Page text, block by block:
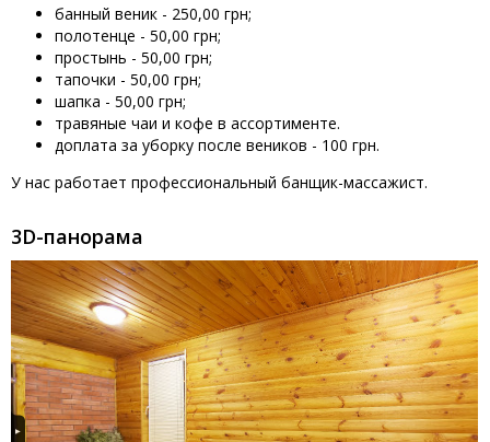
банный веник - 250,00 грн;
полотенце - 50,00 грн;
простынь - 50,00 грн;
тапочки - 50,00 грн;
шапка - 50,00 грн;
травяные чаи и кофе в ассортименте.
доплата за уборку после веников - 100 грн.
У нас работает профессиональный банщик-массажист.
3D-панорама